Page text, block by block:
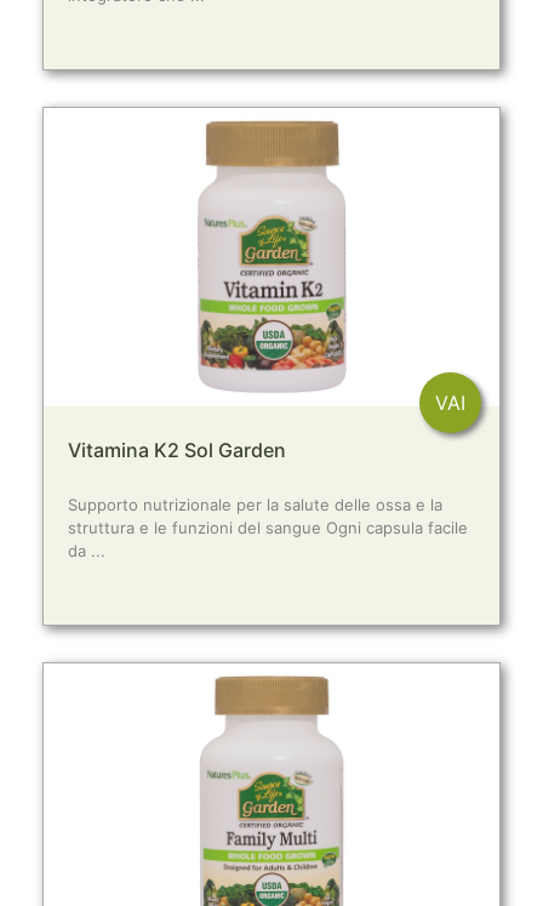
VAI
Vitamina K2 Sol Garden
Supporto nutrizionale per la salute delle ossa e la
struttura e le funzioni del sangue Ogni capsula facile
da ...